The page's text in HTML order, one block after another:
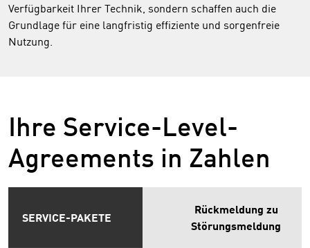
Verfügbarkeit Ihrer Technik, sondern schaffen auch die
Grundlage für eine langfristig effiziente und sorgenfreie
Nutzung.
Ihre Service-Level-
Agreements in Zahlen
SERVICE-PAKETE
Rückmeldung zu
Störungsmeldung